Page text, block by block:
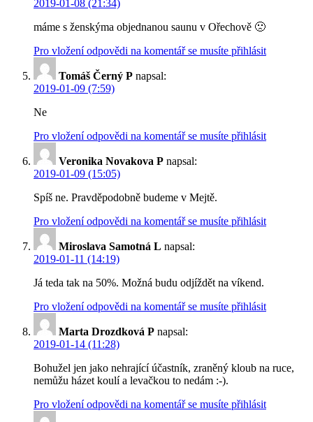
2019-01-08 (21:34)
máme s ženskýma objednanou saunu v Ořechově 🙁
Pro vložení odpovědi na komentář se musíte přihlásit
Tomáš Černý P napsal:
2019-01-09 (7:59)
Ne
Pro vložení odpovědi na komentář se musíte přihlásit
Veronika Novakova P napsal:
2019-01-09 (15:05)
Spíš ne. Pravděpodobně budeme v Mejtě.
Pro vložení odpovědi na komentář se musíte přihlásit
Miroslava Samotná L napsal:
2019-01-11 (14:19)
Já teda tak na 50%. Možná budu odjíždět na víkend.
Pro vložení odpovědi na komentář se musíte přihlásit
Marta Drozdková P napsal:
2019-01-14 (11:28)
Bohužel jen jako nehrající účastník, zraněný kloub na ruce,
nemůžu házet koulí a levačkou to nedám :-).
Pro vložení odpovědi na komentář se musíte přihlásit